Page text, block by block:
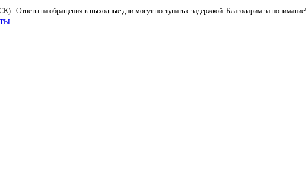
на обращения в выходные дни могут поступать с задержкой. Благодарим за понимание!